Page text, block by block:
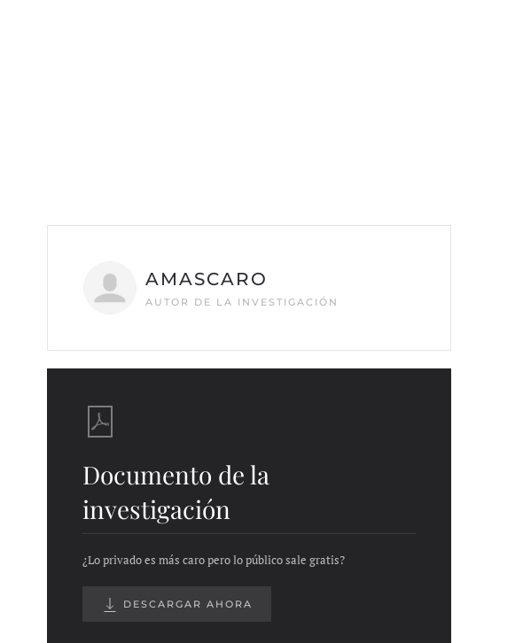
AMASCARO
AUTOR DE LA INVESTIGACIÓN
Documento de la
investigación
¿Lo privado es más caro pero lo público sale gratis?
DESCARGAR AHORA